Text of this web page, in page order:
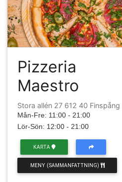
Pizzeria
Maestro
Stora allén 27 612 40 Finspång
Mån-Fre: 11:00 - 21:00
Lör-Sön: 12:00 - 21:00
KARTA
MENY (SAMMANFATTNING)